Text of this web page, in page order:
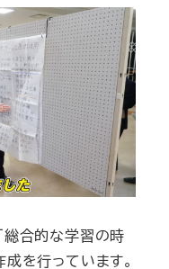
総合的な学習の時
成を行っています。